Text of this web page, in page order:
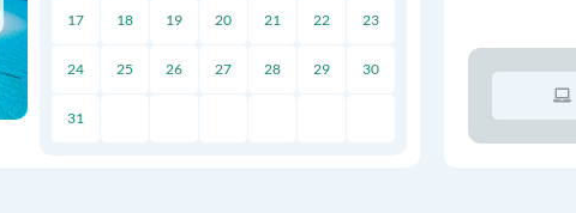
17 18 19 20 21 22 23
24 25 26 27 28 29 30
31